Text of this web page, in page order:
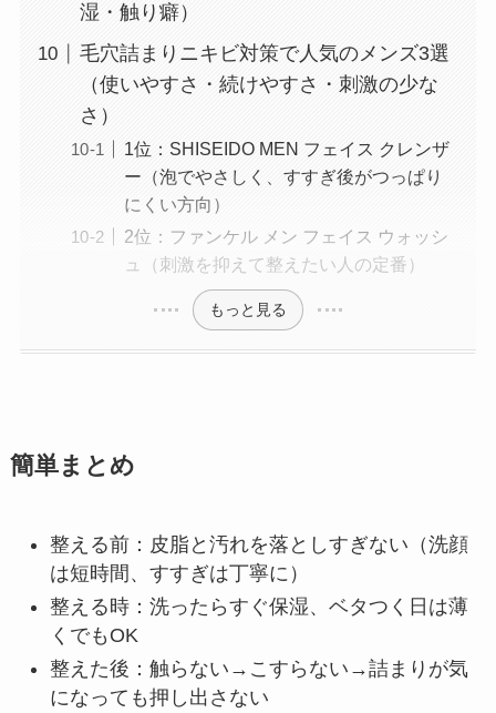
湿・触り癖）
毛穴詰まりニキビ対策で人気のメンズ3選
（使いやすさ・続けやすさ・刺激の少な
さ）
1位：SHISEIDO MEN フェイス クレンザ
ー（泡でやさしく、すすぎ後がつっぱり
にくい方向）
2位：ファンケル メン フェイス ウォッシ
ュ（刺激を抑えて整えたい人の定番）
もっと見る
簡単まとめ
整える前：皮脂と汚れを落としすぎない（洗顔
は短時間、すすぎは丁寧に）
整える時：洗ったらすぐ保湿、ベタつく日は薄
くでもOK
整えた後：触らない→こすらない→詰まりが気
になっても押し出さない